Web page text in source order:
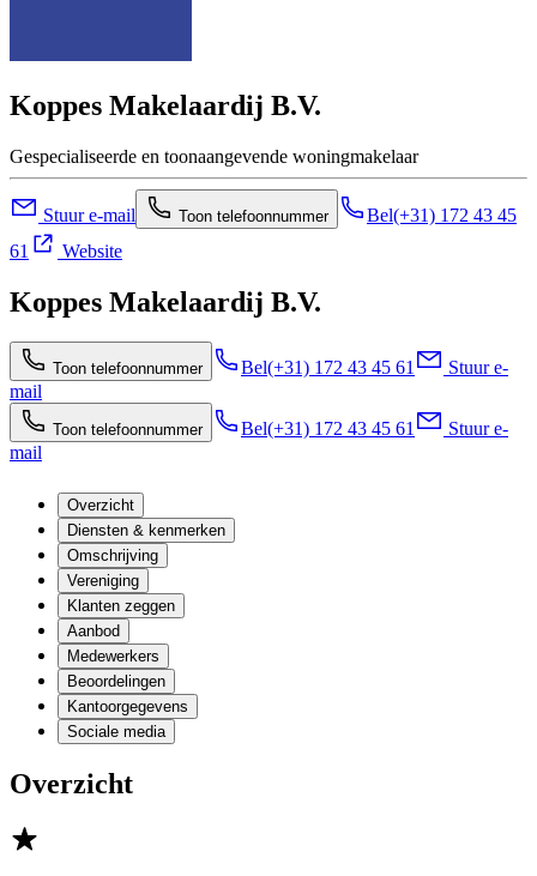
Koppes Makelaardij B.V.
Gespecialiseerde en toonaangevende woningmakelaar
Stuur e-mail Toon telefoonnummer Bel(+31) 172 43 45
61
Website
Koppes Makelaardij B.V.
Toon telefoonnummer Bel(+31) 172 43 45 61
Stuur e-
mail
Toon telefoonnummer Bel(+31) 172 43 45 61
Stuur e-
mail
Overzicht
Diensten & kenmerken
Omschrijving
Vereniging
Klanten zeggen
Aanbod
Medewerkers
Beoordelingen
Kantoorgegevens
Sociale media
Overzicht